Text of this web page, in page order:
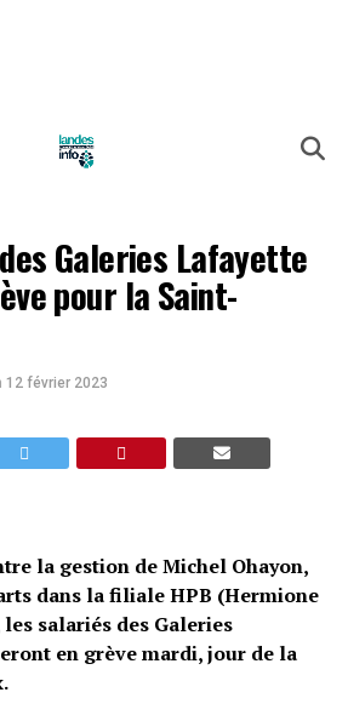
Galeries Lafayette
pour la Saint-
12 février 2023
la gestion de Michel Ohayon,
dans la filiale HPB (Hermione
salariés des Galeries
en grève mardi, jour de la